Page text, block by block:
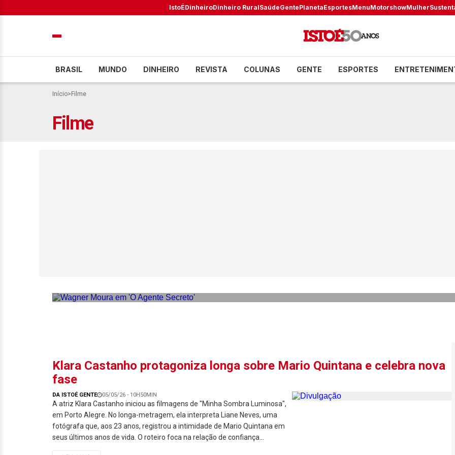
IstoÉDinheiroDinheiro RuralSaúdeGentePlanetaEsportesMenuMotorshowMulher
BRASIL MUNDO DINHEIRO REVISTA COLUNAS GENTE ESPORTES
Início> Filme
Filme
Klara Castanho protagoniza longa sobre Mario Quintana e celebra nova
fase
DA ISTOÉ GENTE 05/05/26 - 10H50MIN
A atriz Klara Castanho iniciou as filmagens de "Minha Sombra Luminosa",
em Porto Alegre. No longa-metragem, ela interpreta Liane Neves, uma
fotógrafa que, aos 23 anos, registrou a intimidade de Mario Quintana em
seus últimos anos de vida. O roteiro foca na relação de confiança...